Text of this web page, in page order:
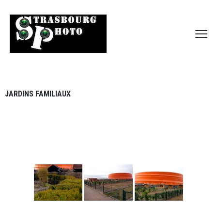
JARDINS FAMILIAUX